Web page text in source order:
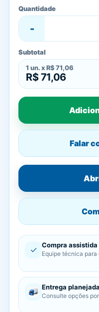
Quantidade
-
Subtotal
1 un. x R$ 71,06
R$ 71,06
Falar
✓ Compra assistida
Equipe técnica
Entrega planejada
Consulte opções